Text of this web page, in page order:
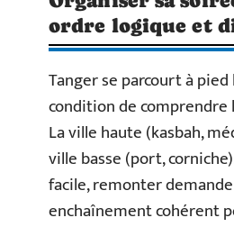
ordre logique et
Tanger se parcourt à pied
condition de comprendre
La ville haute (kasbah,
ville basse (port,
facile, remonter
enchaînement cohérent